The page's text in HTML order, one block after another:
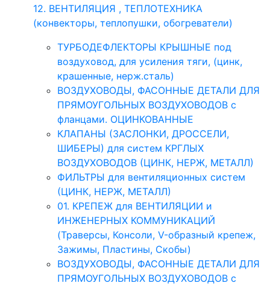
12. ВЕНТИЛЯЦИЯ , ТЕПЛОТЕХНИКА
(конвекторы, теплопушки, обогреватели)
ТУРБОДЕФЛЕКТОРЫ КРЫШНЫЕ под
воздуховод, для усиления тяги, (цинк,
крашенные, нерж.сталь)
ВОЗДУХОВОДЫ, ФАСОННЫЕ ДЕТАЛИ ДЛЯ
ПРЯМОУГОЛЬНЫХ ВОЗДУХОВОДОВ с
фланцами. ОЦИНКОВАННЫЕ
КЛАПАНЫ (ЗАСЛОНКИ, ДРОССЕЛИ,
ШИБЕРЫ) для систем КРГЛЫХ
ВОЗДУХОВОДОВ (ЦИНК, НЕРЖ, МЕТАЛЛ)
ФИЛЬТРЫ для вентиляционных систем
(ЦИНК, НЕРЖ, МЕТАЛЛ)
01. КРЕПЕЖ для ВЕНТИЛЯЦИИ и
ИНЖЕНЕРНЫХ КОММУНИКАЦИЙ
(Траверсы, Консоли, V-образный крепеж,
Зажимы, Пластины, Скобы)
ВОЗДУХОВОДЫ, ФАСОННЫЕ ДЕТАЛИ ДЛЯ
ПРЯМОУГОЛЬНЫХ ВОЗДУХОВОДОВ с